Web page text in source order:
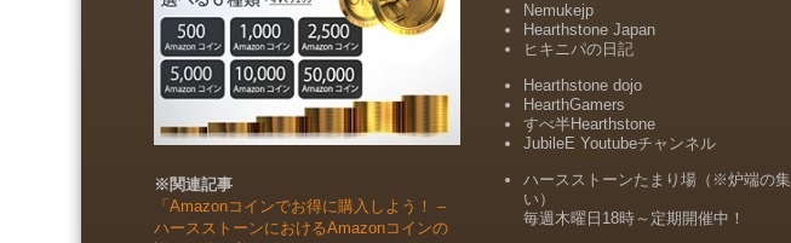
※関連記事
「Amazonコインでお得に購入しよう！ –
ハースストーンにおけるAmazonコインの
Nemukejp
Hearthstone Japan
ヒキニパの日記
Hearthstone dojo
HearthGamers
すべ半Hearthstone
JubileE Youtubeチャンネル
ハースストーンたまり場（※炉端の集
い）
毎週木曜日18時～定期開催中！